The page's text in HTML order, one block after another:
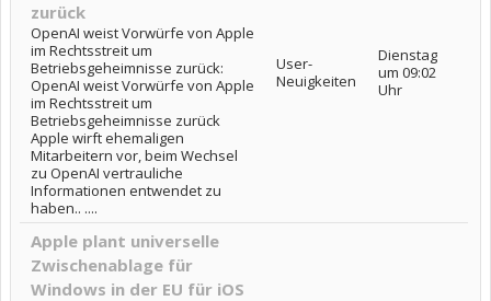
zurück
OpenAI weist Vorwürfe von Apple
im Rechtsstreit um
Betriebsgeheimnisse zurück:
OpenAI weist Vorwürfe von Apple
im Rechtsstreit um
Betriebsgeheimnisse zurück
Apple wirft ehemaligen
Mitarbeitern vor, beim Wechsel
zu OpenAI vertrauliche
Informationen entwendet zu
haben.. ....
User-
Neuigkeiten
Dienstag
um 09:02
Uhr
Apple plant universelle
Zwischenablage für
Windows in der EU für iOS